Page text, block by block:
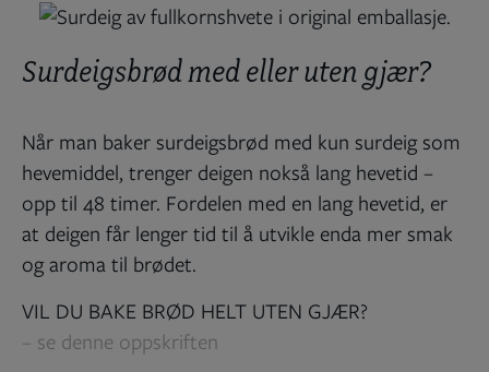
Surdeigsbrød med eller uten gjær?
Når man baker surdeigsbrød med kun surdeig som
hevemiddel, trenger deigen nokså lang hevetid –
opp til 48 timer. Fordelen med en lang hevetid, er
at deigen får lenger tid til å utvikle enda mer smak
og aroma til brødet.
VIL DU BAKE BRØD HELT UTEN GJÆR?
– se denne oppskriften